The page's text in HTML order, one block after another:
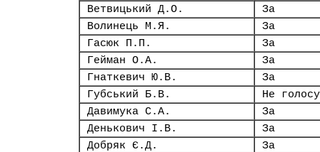
Ветвицький Д.О.
За
Волинець М.Я.
За
Гасюк П.П.
За
Гейман О.А.
За
Гнаткевич Ю.В.
За
Губський Б.В.
Не
Давимука С.А.
За
Денькович І.В.
За
Добряк Є.Д.
За